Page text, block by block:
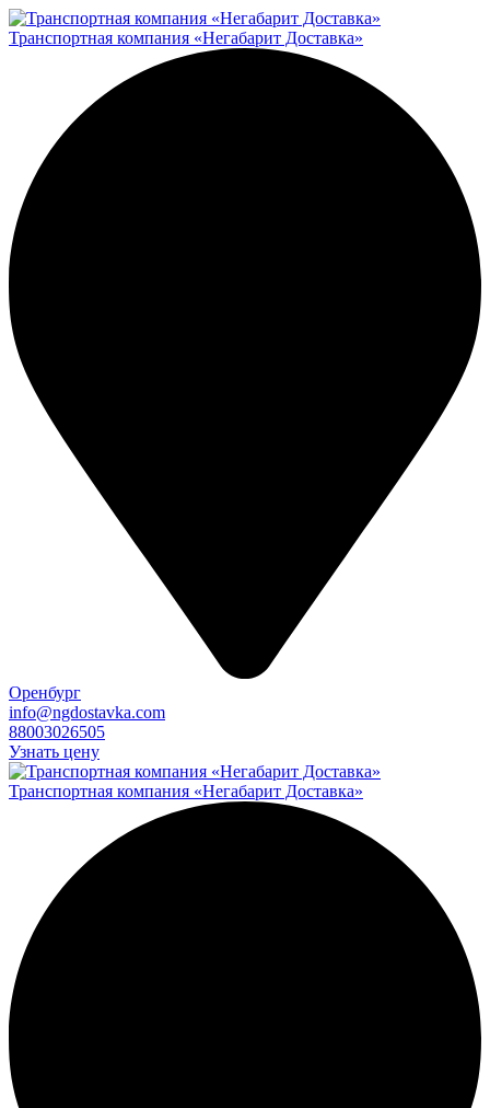
Транспортная компания «Негабарит Доставка»
Оренбург
info@ngdostavka.com
88003026505
Узнать цену
Транспортная компания «Негабарит Доставка»